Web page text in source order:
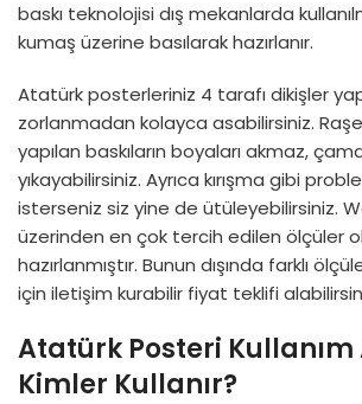
baskı teknolojisi dış mekanlarda
kumaş üzerine basılarak hazırlanır.
Atatürk posterleriniz 4 tarafı dikişler
zorlanmadan kolayca asabilirsiniz.
yapılan baskıların boyaları akmaz,
yıkayabilirsiniz. Ayrıca kırışma gibi
isterseniz siz yine de ütüleyebilirsiniz.
üzerinden en çok tercih edilen ölçüler
hazırlanmıştır. Bunun dışında farklı
için iletişim kurabilir fiyat teklifi
Atatürk Posteri Kullanım
Kimler Kullanır?